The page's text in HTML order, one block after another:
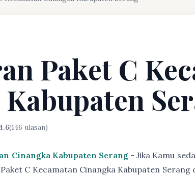
Paket C
(146 ulasan)
Cinangka Kabupaten Serang- Jika Kamu
C Kecamatan Cinangka Kabupaten